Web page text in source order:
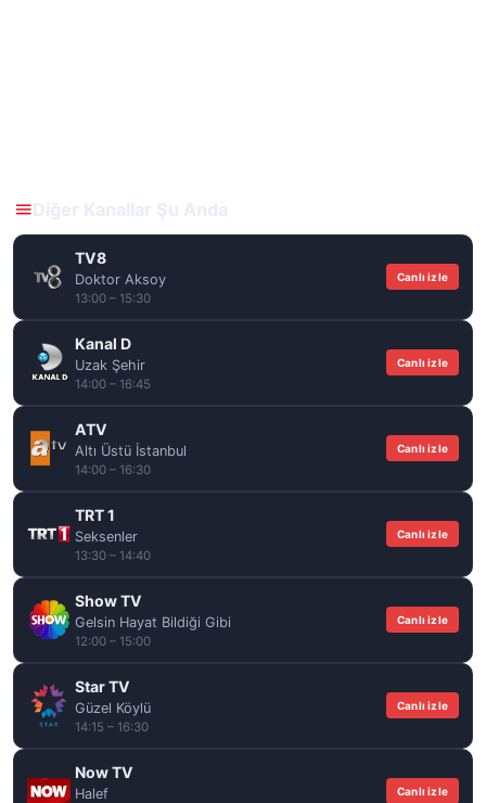
TV8
Doktor Aksoy
13:00 – 15:30
Canlı izle
Kanal D
Uzak Şehir
14:00 – 16:45
Canlı izle
ATV
Altı Üstü İstanbul
14:00 – 16:30
Canlı izle
TRT 1
Seksenler
13:30 – 14:40
Canlı izle
Show TV
Gelsin Hayat Bildiği Gibi
12:00 – 15:00
Canlı izle
Star TV
Güzel Köylü
14:15 – 16:30
Canlı izle
Now TV
Halef Canlı izle